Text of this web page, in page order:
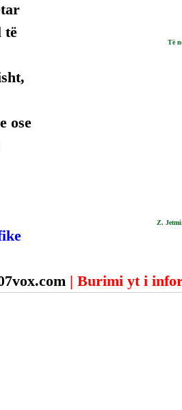
Të
Z.
të
ose
| Burimi yt i